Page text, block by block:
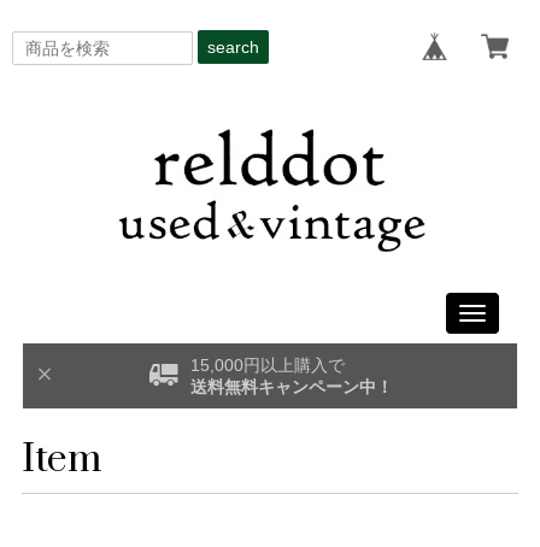
search
Toggle
15,000円以上購入で
送料無料キャンペーン中！
Item